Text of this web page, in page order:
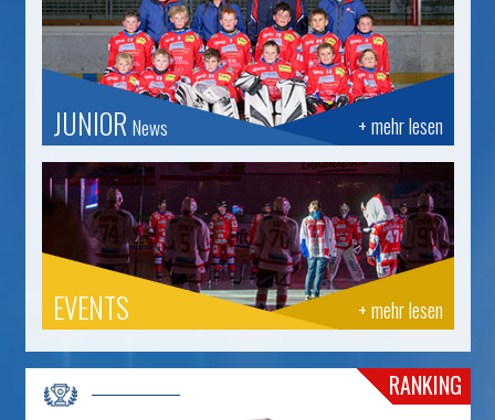
+ mehr lesen
JUNIOR News
+ mehr lesen
EVENTS
RANKING